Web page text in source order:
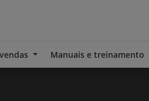
Manuais e treinamento